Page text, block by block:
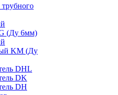
(Ду 6мм)
KM (Ду
DHL
DK
DH